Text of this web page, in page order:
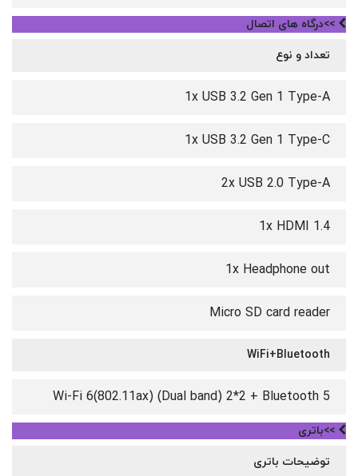
>>درگاه های اتصال
تعداد و نوع
1x USB 3.2 Gen 1 Type-A
1x USB 3.2 Gen 1 Type-C
2x USB 2.0 Type-A
1x HDMI 1.4
1x Headphone out
Micro SD card reader
WiFi+Bluetooth
Wi-Fi 6(802.11ax) (Dual band) 2*2 + Bluetooth 5
>>باتری
توضیحات باتری